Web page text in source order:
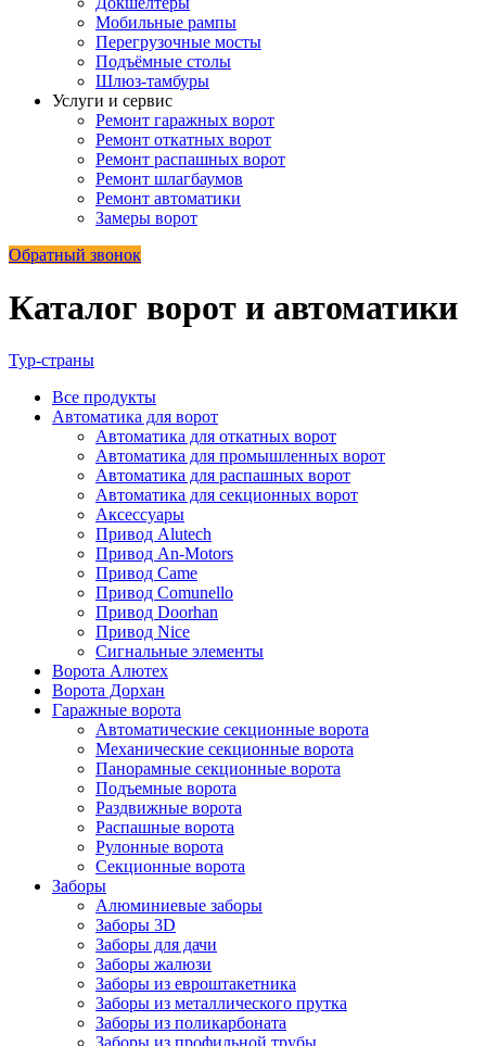
Мобильные рампы
Перегрузочные мосты
Подъёмные столы
Шлюз-тамбуры
Услуги и сервис
Ремонт гаражных ворот
Ремонт откатных ворот
Ремонт распашных ворот
Ремонт шлагбаумов
Ремонт автоматики
Замеры ворот
Обратный звонок
Каталог ворот и автоматики
Тур-страны
Все продукты
Автоматика для ворот
Автоматика для откатных ворот
Автоматика для промышленных ворот
Автоматика для распашных ворот
Автоматика для секционных ворот
Аксессуары
Привод Alutech
Привод An-Motors
Привод Came
Привод Comunello
Привод Doorhan
Привод Nice
Сигнальные элементы
Ворота Алютех
Ворота Дорхан
Гаражные ворота
Автоматические секционные ворота
Механические секционные ворота
Панорамные секционные ворота
Подъемные ворота
Раздвижные ворота
Распашные ворота
Рулонные ворота
Секционные ворота
Заборы
Алюминиевые заборы
Заборы 3D
Заборы для дачи
Заборы жалюзи
Заборы из евроштакетника
Заборы из металлического прутка
Заборы из поликарбоната